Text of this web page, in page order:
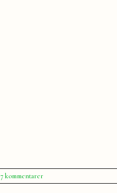
7 kommentarertill
Grillmiddag